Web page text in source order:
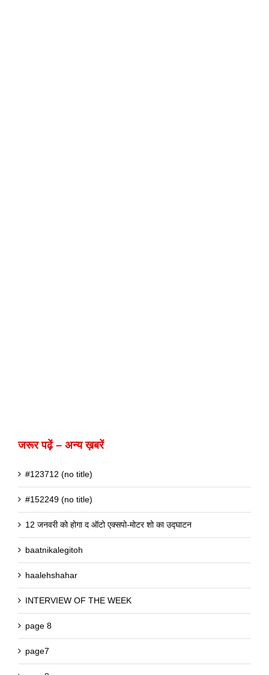
जरूर पढ़ें – अन्य ख़बरें
#123712 (no title)
#152249 (no title)
12 जनवरी को होगा द ऑटो एक्सपो-मोटर शो का उद्घाटन
baatnikalegitoh
haalehshahar
INTERVIEW OF THE WEEK
page 8
page7